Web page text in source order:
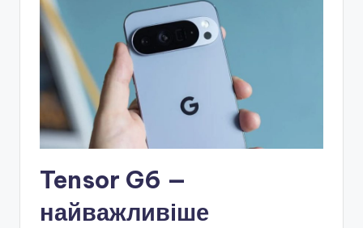
Tensor G6 —
найважливіше